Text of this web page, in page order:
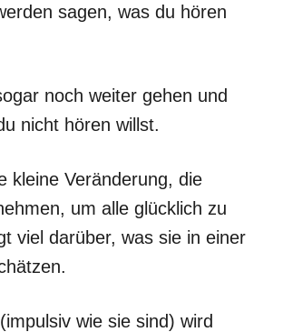
sagen, was du hören
noch weiter gehen und
nicht hören willst.
kleine Veränderung, die
um alle glücklich zu
viel darüber, was sie in einer
wie sie sind) wird